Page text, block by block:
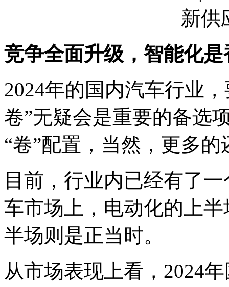
竞争全面升级，智能化是
2024年的国内汽车行业
卷”无疑会是重要的备选
“卷”配置，当然，更多
目前，行业内已经有了
车市场上，电动化的上
半场则是正当时。
从市场表现上看，2024